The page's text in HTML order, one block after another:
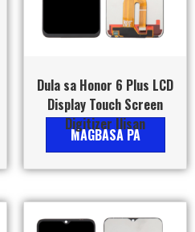
Dula sa Honor 6 Plus LCD
Display Touch Screen
Digitizer Ilisan
MAGBASA PA